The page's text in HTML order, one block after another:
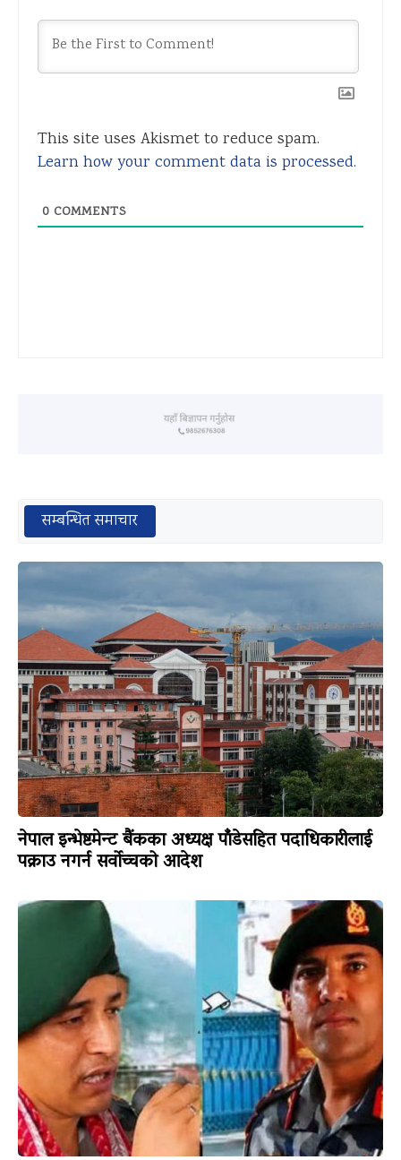
This site uses Akismet to reduce spam.
Learn how your comment data is processed.
0 COMMENTS
सम्बन्धित समाचार
नेपाल इन्भेष्टमेन्ट बैंकका अध्यक्ष पाँडेसहित पदाधिकारीलाई
पक्राउ नगर्न सर्वोच्चको आदेश